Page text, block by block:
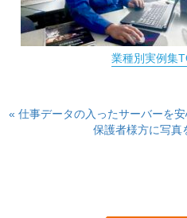
業種別実例集
« 仕事データの入ったサーバーを安
保護者様方に写真